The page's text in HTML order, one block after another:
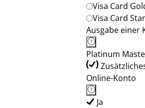
Visa Card
Visa Card
Ausgabe einer
Platinum
Online-Konto
Ja